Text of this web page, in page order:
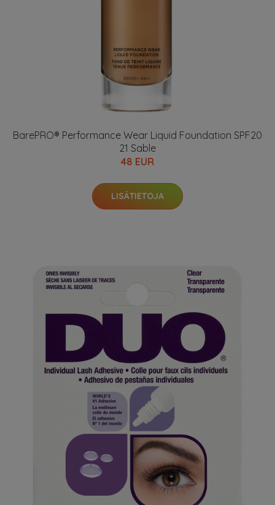
BarePRO® Performance Wear Liquid Foundation SPF20
21 Sable
48 EUR
LISÄTIETOJA